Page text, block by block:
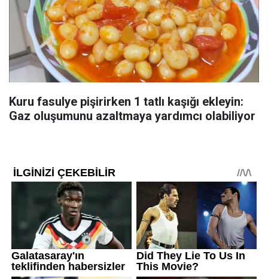
Kuru fasulye pişirirken 1 tatlı kaşığı ekleyin:
Gaz oluşumunu azaltmaya yardımcı olabiliyor